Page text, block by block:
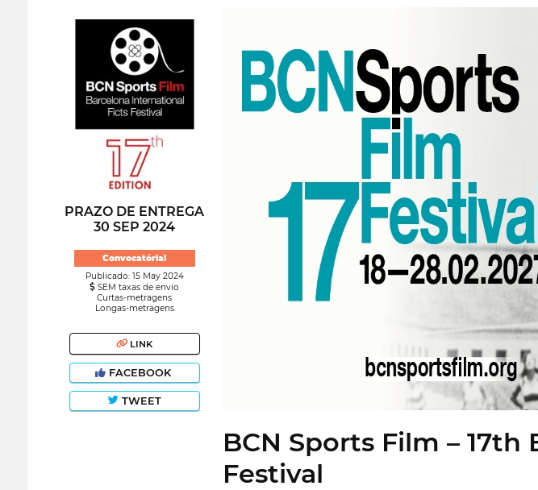
PRAZO DE ENTREGA
30 SEP 2024
Convocatória!
Publicado: 15 May 2024
SEM taxas de envio
Curtas-metragens
Longas-metragens
LINK
FACEBOOK
TWEET
BCN Sports Film –
Festival